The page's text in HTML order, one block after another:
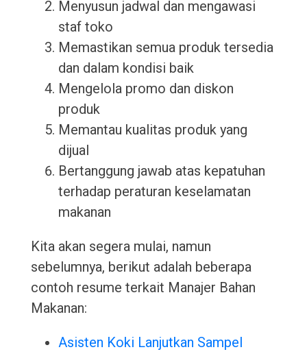
Menyusun jadwal dan mengawasi
staf toko
Memastikan semua produk tersedia
dan dalam kondisi baik
Mengelola promo dan diskon
produk
Memantau kualitas produk yang
dijual
Bertanggung jawab atas kepatuhan
terhadap peraturan keselamatan
makanan
Kita akan segera mulai, namun
sebelumnya, berikut adalah beberapa
contoh resume terkait Manajer Bahan
Makanan:
Asisten Koki Lanjutkan Sampel